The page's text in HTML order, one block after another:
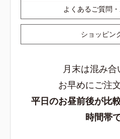
よくあるご質問
ショッピン
月末は混み
お早めにご注
平日のお昼前後が比
時間帯